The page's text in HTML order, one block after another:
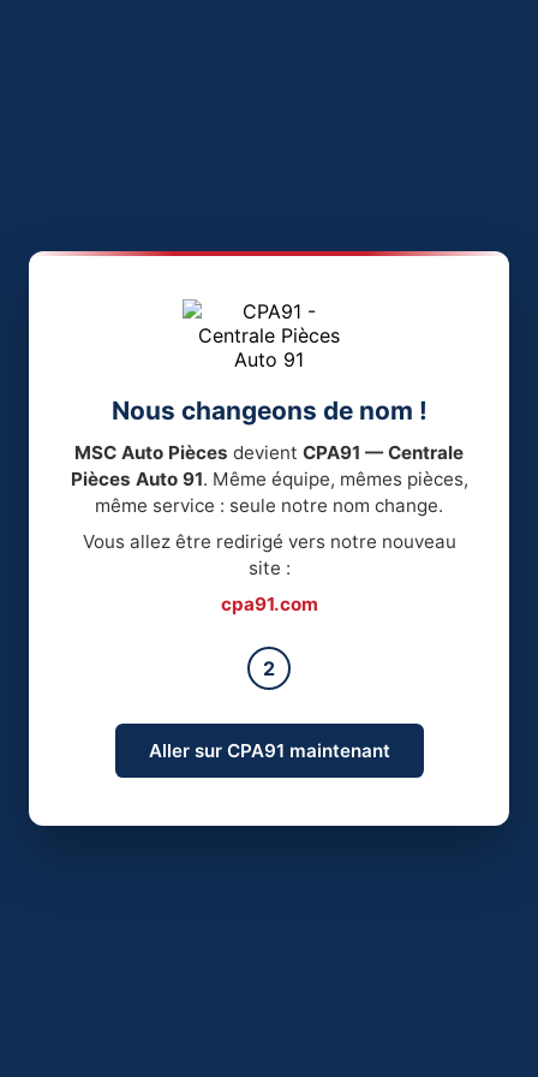
Nous changeons de nom !
MSC Auto Pièces devient CPA91 — Centrale
Pièces Auto 91. Même équipe, mêmes pièces,
même service : seule notre nom change.
Vous allez être redirigé vers notre nouveau
site :
cpa91.com
2
Aller sur CPA91 maintenant